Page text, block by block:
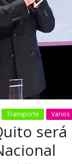
Transporte Varios